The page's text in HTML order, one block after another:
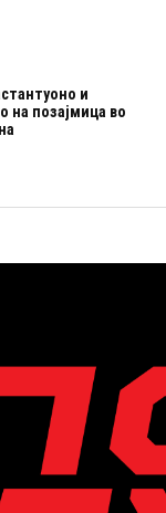
и
на позајмица во